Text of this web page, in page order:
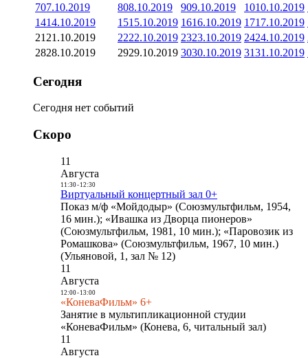
707.10.2019 808.10.2019 909.10.2019 1010.10.2019
1414.10.2019 1515.10.2019 1616.10.2019 1717.10.2019
21 21.10.2019 2222.10.2019 2323.10.2019 2424.10.2019
2828.10.2019 2929.10.2019 3030.10.2019 3131.10.2019
Сегодня
Сегодня нет событий
Скоро
11
Августа
11:30- 12:30
Виртуальный концертный зал 0+
Показ м/ф «Мойдодыр» (Союзмультфильм, 1954,
16 мин.); «Ивашка из Дворца пионеров»
(Союзмультфильм, 1981, 10 мин.); «Паровозик из
Ромашкова» (Союзмультфильм, 1967, 10 мин.)
(Ульяновой, 1, зал № 12)
11
Августа
12:00- 13:00
«КоневаФильм» 6+
Занятие в мультипликационной студии
«КоневаФильм» (Конева, 6, читальный зал)
11
Августа